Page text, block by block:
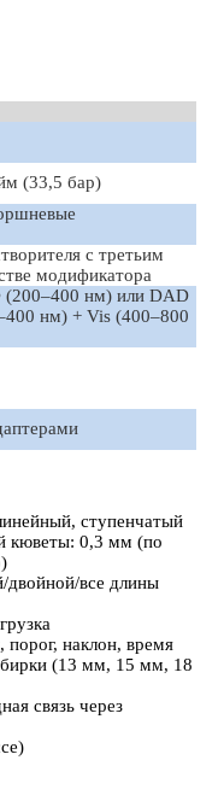
(33,5 бар)
с третьим
модификатора
нм) или DAD
нм) + Vis (400–800
ступенчатый
кюветы: 0,3 мм (по
двойной/все длины
наклон, время
(13 мм, 15 мм, 18
связь через